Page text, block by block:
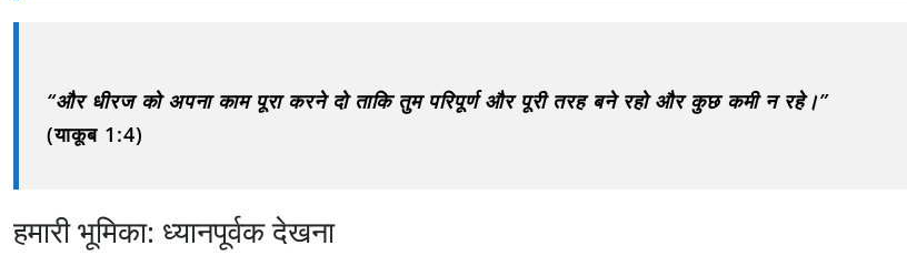
“और धीरज को अपना काम पूरा करने दो ताकि तुम परिपूर्ण और पूरी तरह बने रहो और कुछ कमी न रहे।”
(याकूब 1:4)
हमारी भूमिका: ध्यानपूर्वक देखना